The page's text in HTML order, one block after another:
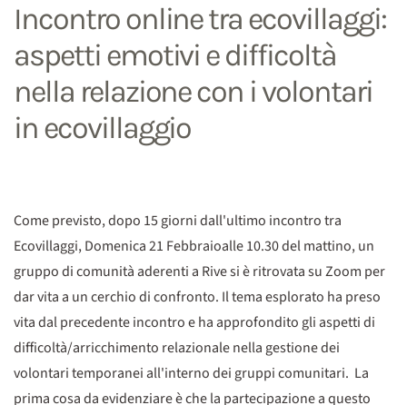
Incontro online tra ecovillaggi:
aspetti emotivi e difficoltà
nella relazione con i volontari
in ecovillaggio
Come previsto, dopo 15 giorni dall'ultimo incontro tra
Ecovillaggi, Domenica 21 Febbraioalle 10.30 del mattino, un
gruppo di comunità aderenti a Rive si è ritrovata su Zoom per
dar vita a un cerchio di confronto. Il tema esplorato ha preso
vita dal precedente incontro e ha approfondito gli aspetti di
difficoltà/arricchimento relazionale nella gestione dei
volontari temporanei all'interno dei gruppi comunitari. La
prima cosa da evidenziare è che la partecipazione a questo